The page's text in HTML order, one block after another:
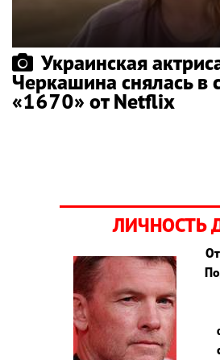
Украинская
Черкашина снялась в
«1670» от Netflix
ЛИЧНОСТЬ